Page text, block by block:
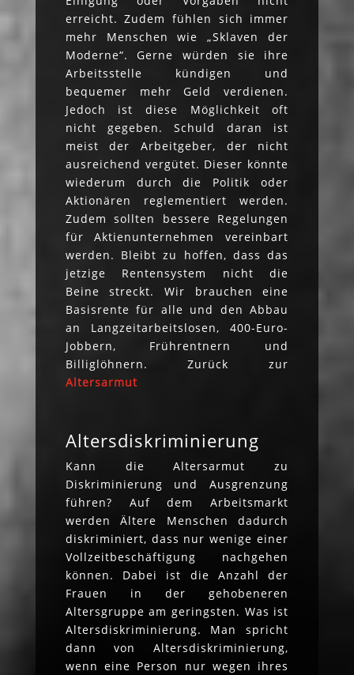
erreicht. Zudem fühlen sich immer
mehr Menschen wie „Sklaven der
Moderne“. Gerne würden sie ihre
Arbeitsstelle kündigen und
bequemer mehr Geld verdienen.
Jedoch ist diese Möglichkeit oft
nicht gegeben. Schuld daran ist
meist der Arbeitgeber, der nicht
ausreichend vergütet. Dieser könnte
wiederum durch die Politik oder
Aktionären reglementiert werden.
Zudem sollten bessere Regelungen
für Aktienunternehmen vereinbart
werden. Bleibt zu hoffen, dass das
jetzige Rentensystem nicht die
Beine streckt. Wir brauchen eine
Basisrente für alle und den Abbau
an Langzeitarbeitslosen, 400-Euro-
Jobbern, Frührentnern und
Billiglöhnern. Zurück zur
Altersarmut
Altersdiskriminierung
Kann die Altersarmut zu
Diskriminierung und Ausgrenzung
führen? Auf dem Arbeitsmarkt
werden Ältere Menschen dadurch
diskriminiert, dass nur wenige einer
Vollzeitbeschäftigung nachgehen
können. Dabei ist die Anzahl der
Frauen in der gehobeneren
Altersgruppe am geringsten. Was ist
Altersdiskriminierung. Man spricht
dann von Altersdiskriminierung,
wenn eine Person nur wegen ihres